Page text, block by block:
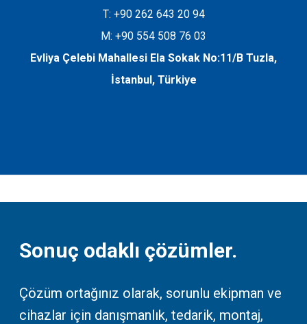
T: +90 262 643 20 94
M: +90 554 508 76 03
Evliya Çelebi Mahallesi Ela Sokak No:11/B Tuzla,
İstanbul, Türkiye
Sonuç odaklı çözümler.
Çözüm ortağınız olarak, sorunlu ekipman ve
cihazlar için danışmanlık, tedarik, montaj,